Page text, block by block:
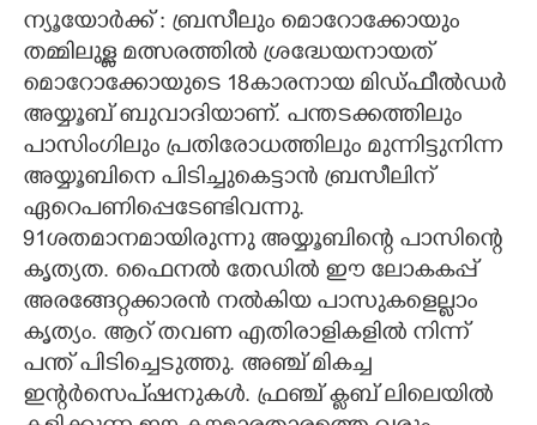
CARTOONS
LITERATURE
ZOOM
CONTACT US
ന്യൂയോർക്ക് : ബ്രസീലും മൊറോക്കോയും
തമ്മിലുള്ള മത്സരത്തിൽ ശ്രദ്ധേയനായത്
മൊറോക്കോയുടെ 18കാരനായ മിഡ്ഫീൽഡർ
അയ്യൂബ് ബുവാദിയാണ്. പന്തടക്കത്തിലും
പാസിംഗിലും പ്രതിരോധത്തിലും മുന്നിട്ടുനിന്ന
അയ്യൂബിനെ പിടിച്ചുകെട്ടാൻ ബ്രസീലിന്
ഏറെപണിപ്പെടേണ്ടിവന്നു.
91ശതമാനമായിരുന്നു അയ്യൂബിന്റെ പാസിന്റെ
കൃത്യത. ഫൈനൽ തേഡിൽ ഈ ലോകകപ്പ്
അരങ്ങേറ്റക്കാരൻ നൽകിയ പാസുകളെല്ലാം
കൃത്യം. ആറ് തവണ എതിരാളികളിൽ നിന്ന്
പന്ത് പിടിച്ചെടുത്തു. അഞ്ച് മികച്ച
ഇന്റർസെപ്ഷനുകൾ. ഫ്രഞ്ച് ക്ളബ് ലിലെയിൽ